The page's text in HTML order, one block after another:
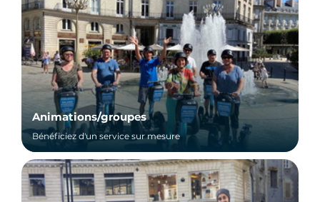
Animations/groupes
Bénéficiez d'un service sur mesure